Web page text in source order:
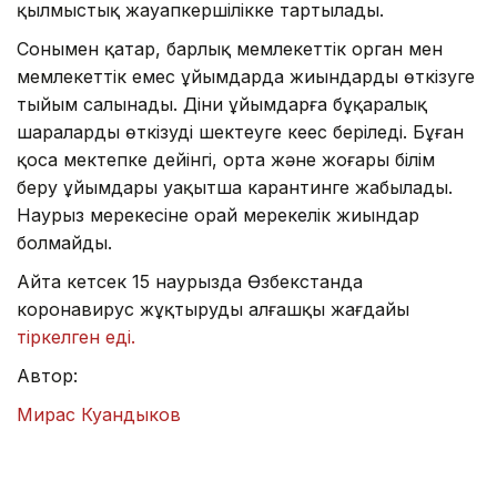
қылмыстық жауапкершілікке тартылады.
Сонымен қатар, барлық мемлекеттік орган мен
мемлекеттік емес ұйымдарда жиындарды өткізуге
тыйым салынады. Діни ұйымдарға бұқаралық
шараларды өткізуді шектеуге кеңес беріледі. Бұған
қоса мектепке дейінгі, орта және жоғары білім
беру ұйымдары уақытша карантинге жабылады.
Наурыз мерекесіне орай мерекелік жиындар
болмайды.
Айта кетсек 15 наурызда Өзбекстанда
коронавирус жұқтырудың алғашқы жағдайы
тіркелген еді.
Автор:
Мирас Куандыков